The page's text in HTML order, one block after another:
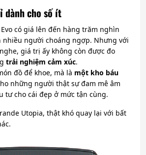
dành cho số ít
có giá lên đến hàng trăm nghìn
nhiều người choáng ngợp. Nhưng với
giá trị ấy không còn được đo
trải nghiệm cảm xúc.
đồ để khoe, mà là một kho báu
những người thật sự đam mê âm
tư cho cái đẹp ở mức tận cùng.
Utopia, thật khó quay lại với bất